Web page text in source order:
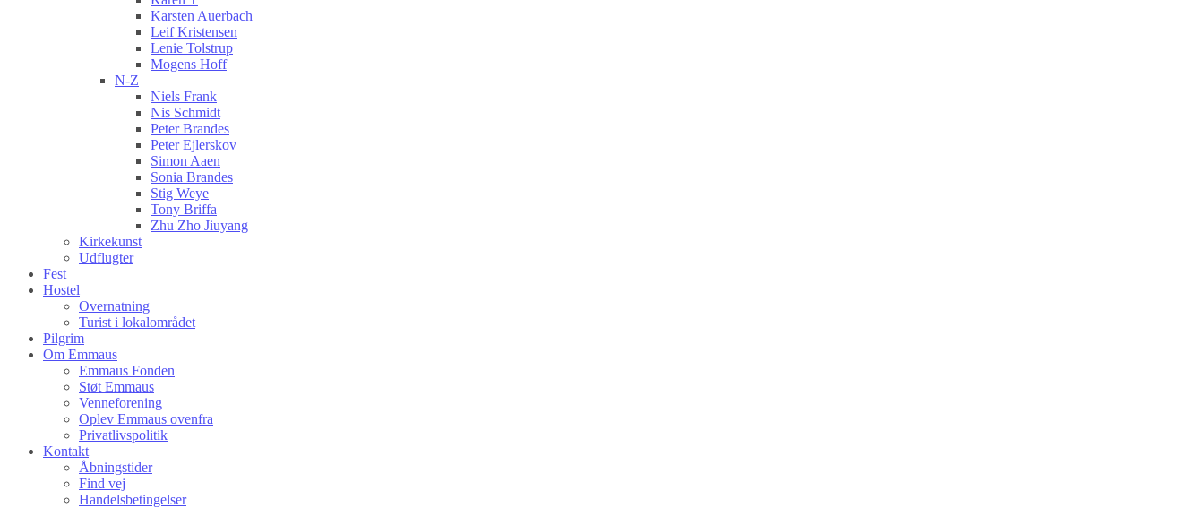
Karsten Auerbach
Leif Kristensen
Lenie Tolstrup
Mogens Hoff
N-Z
Niels Frank
Nis Schmidt
Peter Brandes
Peter Ejlerskov
Simon Aaen
Sonia Brandes
Stig Weye
Tony Briffa
Zhu Zho Jiuyang
Kirkekunst
Udflugter
Fest
Hostel
Overnatning
Turist i lokalområdet
Pilgrim
Om Emmaus
Emmaus Fonden
Støt Emmaus
Venneforening
Oplev Emmaus ovenfra
Privatlivspolitik
Kontakt
Åbningstider
Find vej
Handelsbetingelser